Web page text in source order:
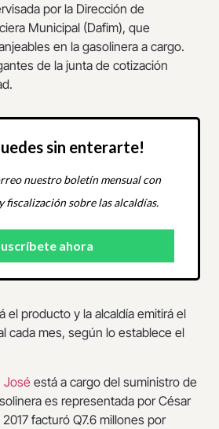
por la Dirección de
Municipal (Dafim), que
en la gasolinera a cargo.
de la junta de cotización
sin enterarte!
nuestro boletín mensual con
fiscalización sobre las alcaldías.
el producto y la alcaldía emitirá el
cada mes, según lo establece el
José está a cargo del suministro de
es representada por César
facturó Q7.6 millones por